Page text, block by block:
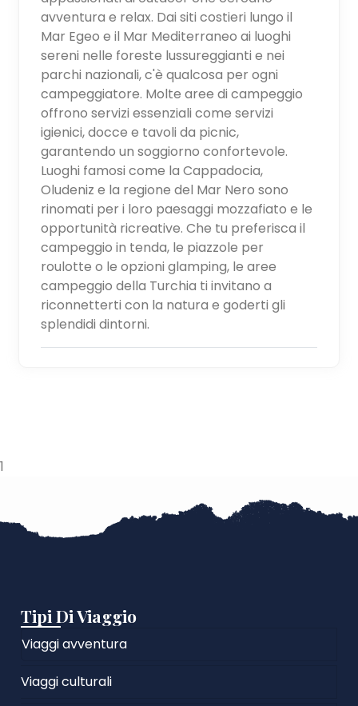
avventura e relax. Dai siti costieri lungo il
Mar Egeo e il Mar Mediterraneo ai luoghi
sereni nelle foreste lussureggianti e nei
parchi nazionali, c'è qualcosa per ogni
campeggiatore. Molte aree di campeggio
offrono servizi essenziali come servizi
igienici, docce e tavoli da picnic,
garantendo un soggiorno confortevole.
Luoghi famosi come la Cappadocia,
Oludeniz e la regione del Mar Nero sono
rinomati per i loro paesaggi mozzafiato e le
opportunità ricreative. Che tu preferisca il
campeggio in tenda, le piazzole per
roulotte o le opzioni glamping, le aree
campeggio della Turchia ti invitano a
riconnetterti con la natura e goderti gli
splendidi dintorni.
1
Tipi Di Viaggio
Viaggi avventura
Viaggi culturali